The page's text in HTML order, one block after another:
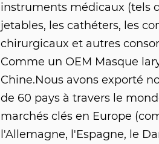
instruments médicaux (tels
jetables, les cathéters, les
chirurgicaux et autres
Comme un OEM Masque
Chine.Nous avons exporté
de 60 pays à travers le
marchés clés en Europe
l'Allemagne, l'Espagne, le